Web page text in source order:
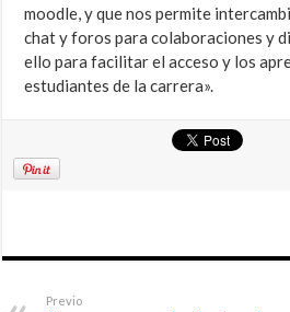
moodle, y que nos permite
chat y foros para colaboraciones y
ello para facilitar el acceso y los
estudiantes de la carrera».
Previo